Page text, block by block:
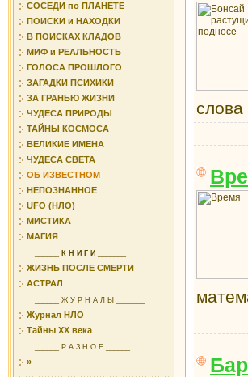
СОСЕДИ по ПЛАНЕТЕ
ПОИСКИ и НАХОДКИ
В ПОИСКАХ КЛАДОВ
МИФ и РЕАЛЬНОСТЬ
ГОЛОСА ПРОШЛОГО
ЗАГАДКИ ПСИХИКИ
ЗА ГРАНЬЮ ЖИЗНИ
ЧУДЕСА ПРИРОДЫ
ТАЙНЫ КОСМОСА
ВЕЛИКИЕ ИМЕНА
ЧУДЕСА СВЕТА
ОБ ИЗВЕСТНОМ
НЕПОЗНАННОЕ
UFO (НЛО)
МИСТИКА
МАГИЯ
К Н И Г И
ЖИЗНЬ ПОСЛЕ СМЕРТИ
АСТРАЛ
______ Ж У Р Н А Л Ы _______
Журнал НЛО
Тайны ХХ века
______ Р А З Н О Е ______
»